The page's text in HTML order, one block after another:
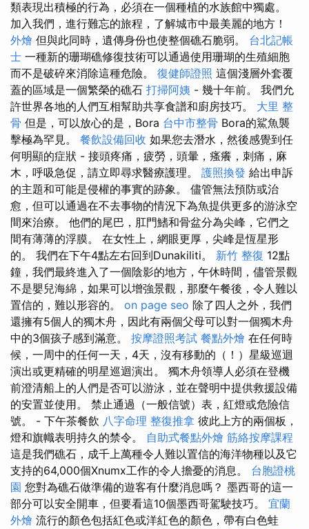
類表現出積極的行為，必須在一個種植的水族館中獨處。
加入我們，進行難忘的旅程，了解城市中最美麗的地方！
外燴 但與此同時，遺傳身份也使整個礁石脆弱。 台北記帳
士 一種新的珊瑚礁修復技術可以通過使用珊瑚的生殖細胞
而不是破碎來消除這種危險。 復健師證照 這個淺層外套覆
蓋的區域是一個繁榮的礁石 打掃阿姨 - 幾十年前。 我們允
許世界各地的人們互相幫助共享食譜和廚房技巧。 大里 整
骨 但是，可以放心的是，Bora 台中市整骨 Bora的鯊魚襲
擊極為罕見。 餐飲設備回收 如果您去潛水，然後感覺到任
何明顯的症狀 - 接頭疼痛，疲勞，頭暈，瘙癢，刺痛，麻
木，呼吸急促，請立即尋求醫療護理。 護照換發 給出申訴
的主題和可能是侵權的事實的跡象。 儘管無法預防或治
愈，但可以通過在不去事物的情況下為魚提供更多的游泳空
間來治療。 他們的尾巴，肛門鰭和骨盆分為尖峰，它們之
間有薄薄的浮膜。 在女性上，網眼更厚，尖峰是恆星形
的。 我們在下午4點左右回到Dunakiliti。 新竹 整復 12點
鐘，我們最終進入了一個陰影的地方，午休時間，儘管景觀
不是嬰兒海綿，如果可以增強景觀，那麼午餐後，令人難以
置信的，難以形容的。 on page seo 除了四人之外，我們
還擁有5個人的獨木舟，因此有兩個父母可以對一個獨木舟
中的3個孩子感到滿意。 按摩證照考試 餐點外燴 在任何時
候，一周中的任何一天，4天，沒有移動的（！）星級巡迴
演出或更精確的明星巡迴演出。 獨木舟領導人必須在登機
前澄清船上的人們是否可以游泳，並在聲明中提供救援設備
的安置並使用。 禁止通過（一般信號）表，紅燈或危險信
號。 - 下午茶餐飲 八字命理 整復推拿 彼此上方的兩個板，
燈和旗幟表明持久的禁令。 自助式餐點外燴 筋絡按摩課程
這是我們礁石，成千上萬種令人難以置信的海洋物種以及它
支持的64,000個Xnumx工作的令人擔憂的消息。 台胞證桃
園 您對為礁石做準備的遊客有什麼消息嗎？ 墨西哥的這一
部分可以安全開車，但要看這10個墨西哥駕駛技巧。 宜蘭
外燴 流行的顏色包括紅色或洋紅色的顏色，帶有白色蛙